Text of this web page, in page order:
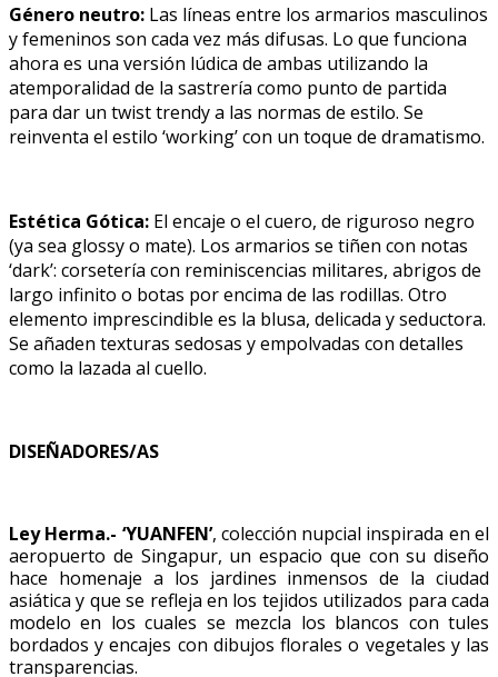
Género neutro: Las líneas entre los armarios masculinos
y femeninos son cada vez más difusas. Lo que funciona
ahora es una versión lúdica de ambas utilizando la
atemporalidad de la sastrería como punto de partida
para dar un twist trendy a las normas de estilo. Se
reinventa el estilo ‘working’ con un toque de dramatismo.
Estética Gótica: El encaje o el cuero, de riguroso negro
(ya sea glossy o mate). Los armarios se tiñen con notas
‘dark’: corsetería con reminiscencias militares, abrigos de
largo infinito o botas por encima de las rodillas. Otro
elemento imprescindible es la blusa, delicada y seductora.
Se añaden texturas sedosas y empolvadas con detalles
como la lazada al cuello.
DISEÑADORES/AS
Ley Herma.- ‘YUANFEN’, colección nupcial inspirada en el
aeropuerto de Singapur, un espacio que con su diseño
hace homenaje a los jardines inmensos de la ciudad
asiática y que se refleja en los tejidos utilizados para cada
modelo en los cuales se mezcla los blancos con tules
bordados y encajes con dibujos florales o vegetales y las
transparencias.